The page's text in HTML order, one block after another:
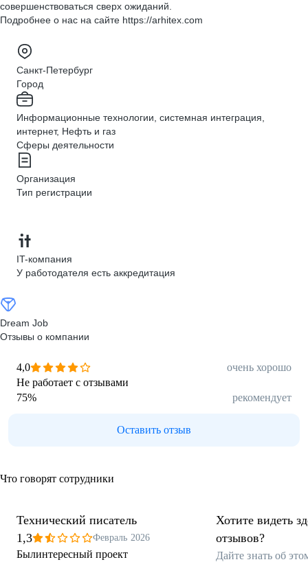
совершенствоваться сверх ожиданий.
Подробнее о нас на сайте https://arhitex.com
Санкт-Петербург
Город
Информационные технологии, системная интеграция,
интернет, Нефть и газ
Сферы деятельности
Организация
Тип регистрации
IT-компания
У работодателя есть аккредитация
Dream Job
Отзывы о компании
4,0
очень хорошо
Не работает с отзывами
75% рекомендует
Оставить отзыв
Что говорят сотрудники
Технический писатель
1,3
Февраль 2026
Былинтересный проект
Хотите видеть
отзывов?
Дайте знать об